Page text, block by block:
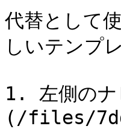
代替として
しいテンプ
1. 左側のナ
(/files/